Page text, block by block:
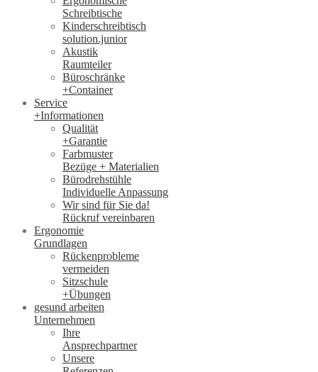
Schreibtische
Kinderschreibtisch
solution.junior
Akustik
Raumteiler
Büroschränke
+Container
Service
+Informationen
Qualität
+Garantie
Farbmuster
Bezüge + Materialien
Bürodrehstühle
Individuelle Anpassung
Wir sind für Sie da!
Rückruf vereinbaren
Ergonomie
Grundlagen
Rückenprobleme
vermeiden
Sitzschule
+Übungen
gesund arbeiten
Unternehmen
Ihre
Ansprechpartner
Unsere